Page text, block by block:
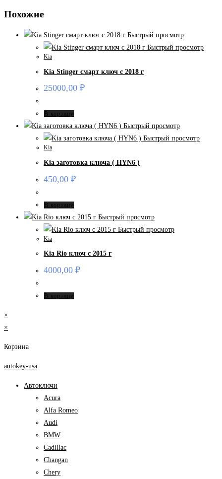
Похожие
Быстрый просмотр
Быстрый просмотр
Kia
Kia Stinger смарт ключ с 2018 г
25000,00 ₽
В корзину
Быстрый просмотр
Быстрый просмотр
Kia
Kia заготовка ключа ( HYN6 )
450,00 ₽
В корзину
Быстрый просмотр
Быстрый просмотр
Kia
Kia Rio ключ с 2015 г
4000,00 ₽
В корзину
×
×
Корзина
autokey-usa
Автоключи
Acura
Alfa Romeo
Audi
BMW
Cadillac
Changan
Chery